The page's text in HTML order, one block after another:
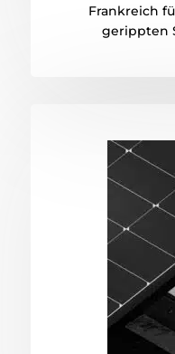
Frankreich
gerippten